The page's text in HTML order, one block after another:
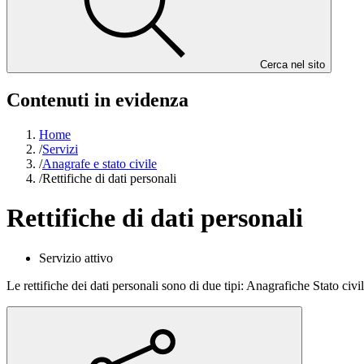
Cerca nel sito
Contenuti in evidenza
Home
/Servizi
/Anagrafe e stato civile
/Rettifiche di dati personali
Rettifiche di dati personali
Servizio attivo
Le rettifiche dei dati personali sono di due tipi: Anagrafiche Stato